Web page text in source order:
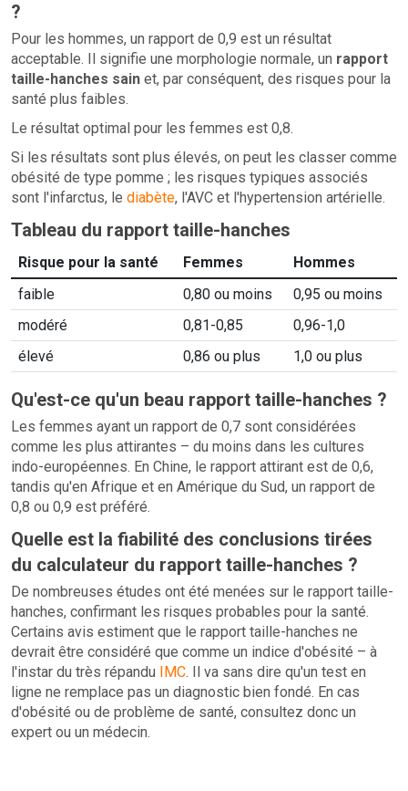
?
Pour les hommes, un rapport de 0,9 est un résultat
acceptable. Il signifie une morphologie normale, un rapport
taille-hanches sain et, par conséquent, des risques pour la
santé plus faibles.
Le résultat optimal pour les femmes est 0,8.
Si les résultats sont plus élevés, on peut les classer comme
obésité de type pomme ; les risques typiques associés
sont l'infarctus, le diabète, l'AVC et l'hypertension artérielle.
Tableau du rapport taille-hanches
Risque pour la santé Femmes
Hommes
faible
0,80 ou moins
0,95 ou moins
modéré
0,81-0,85
0,96-1,0
élevé
0,86 ou plus 1,0 ou plus
Qu'est-ce qu'un beau rapport taille-hanches ?
Les femmes ayant un rapport de 0,7 sont considérées
comme les plus attirantes – du moins dans les cultures
indo-européennes. En Chine, le rapport attirant est de 0,6,
tandis qu'en Afrique et en Amérique du Sud, un rapport de
0,8 ou 0,9 est préféré.
Quelle est la fiabilité des conclusions tirées
du calculateur du rapport taille-hanches ?
De nombreuses études ont été menées sur le rapport taille-
hanches, confirmant les risques probables pour la santé.
Certains avis estiment que le rapport taille-hanches ne
devrait être considéré que comme un indice d'obésité – à
l'instar du très répandu IMC. Il va sans dire qu'un test en
ligne ne remplace pas un diagnostic bien fondé. En cas
d'obésité ou de problème de santé, consultez donc un
expert ou un médecin.